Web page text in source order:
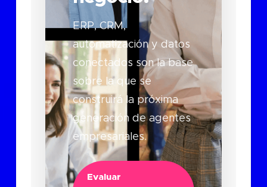
ERP, CRM,
automatización y datos
conectados son la base
sobre la que se
construirá la próxima
generación de agentes
empresariales.
Evaluar